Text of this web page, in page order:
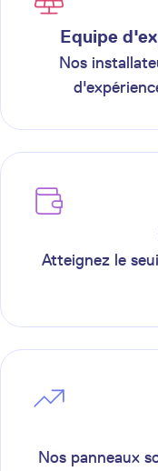
Equipe
Nos
Atteignez le
Nos panneaux